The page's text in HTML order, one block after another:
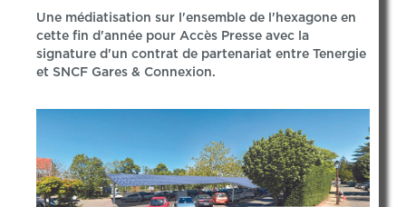
Une médiatisation sur l'ensemble de l'hexagone en
cette fin d'année pour Accès Presse avec la
signature d'un contrat de partenariat entre Tenergie
et SNCF Gares & Connexion.